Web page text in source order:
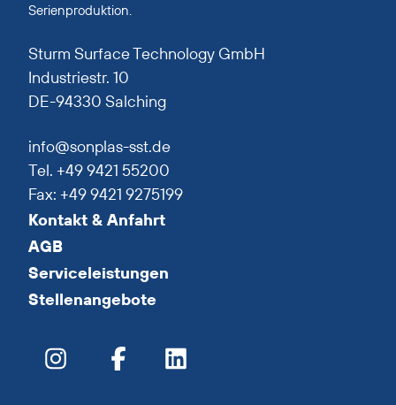
Serienproduktion.
Sturm Surface Technology GmbH
Industriestr. 10
DE-94330 Salching
info@sonplas-sst.de
Tel. +49 9421 55200
Fax: +49 9421 9275199
Kontakt & Anfahrt
AGB
Serviceleistungen
Stellenangebote